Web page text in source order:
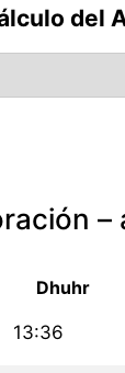
del
Dhuhr
13:36